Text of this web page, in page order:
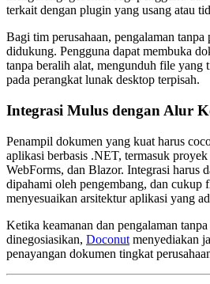
terkait dengan plugin yang usang atau
Bagi tim perusahaan, pengalaman
didukung. Pengguna dapat membuka
tanpa beralih alat, mengunduh file yang
pada perangkat lunak desktop terpisah.
Integrasi Mulus dengan Alur
Penampil dokumen yang kuat harus
aplikasi berbasis .NET, termasuk
WebForms, dan Blazor. Integrasi harus
dipahami oleh pengembang, dan cukup
menyesuaikan arsitektur aplikasi yang
Ketika keamanan dan pengalaman
dinegosiasikan, Doconut menyediakan
penayangan dokumen tingkat